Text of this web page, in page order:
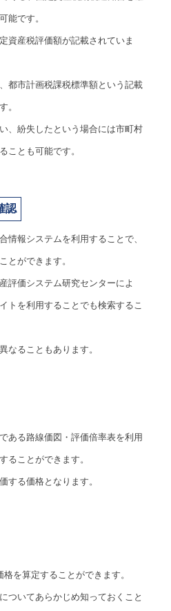
能です。
資産税評価額が記載されていま
都市計画税課税標準額という記載
。
、紛失したという場合には市町村
ことも可能です。
認
情報システムを利用することで、
とができます。
評価システム研究センターによ
トを利用することでも検索するこ
なることもあります。
ある路線価図・評価倍率表を利用
ることができます。
する価格となります。
を算定することができます。
ついてあらかじめ知っておくこと